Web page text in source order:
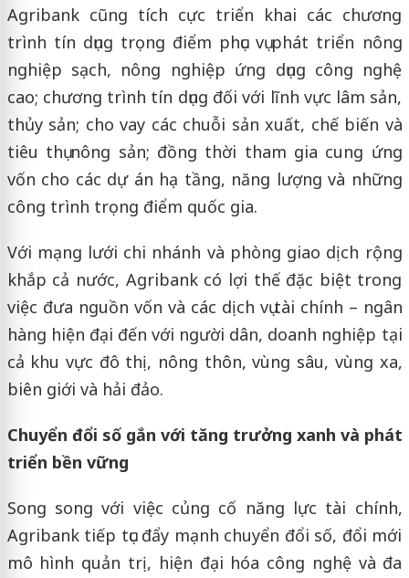
Agribank cũng tích cực triển khai các chương
trình tín dụng trọng điểm phục vụ phát triển nông
nghiệp sạch, nông nghiệp ứng dụng công nghệ
cao; chương trình tín dụng đối với lĩnh vực lâm sản,
thủy sản; cho vay các chuỗi sản xuất, chế biến và
tiêu thụ nông sản; đồng thời tham gia cung ứng
vốn cho các dự án hạ tầng, năng lượng và những
công trình trọng điểm quốc gia.
Với mạng lưới chi nhánh và phòng giao dịch rộng
khắp cả nước, Agribank có lợi thế đặc biệt trong
việc đưa nguồn vốn và các dịch vụ tài chính – ngân
hàng hiện đại đến với người dân, doanh nghiệp tại
cả khu vực đô thị, nông thôn, vùng sâu, vùng xa,
biên giới và hải đảo.
Chuyển đổi số gắn với tăng trưởng xanh và phát
triển bền vững
Song song với việc củng cố năng lực tài chính,
Agribank tiếp tục đẩy mạnh chuyển đổi số, đổi mới
mô hình quản trị, hiện đại hóa công nghệ và đa